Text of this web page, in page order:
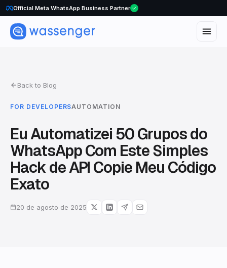
Official Meta WhatsApp Business Partner
WhatsApp Voice Calls are here
Back to Blog
FOR DEVELOPERSAUTOMATION
Eu Automatizei 50 Grupos do
WhatsApp Com Este Simples
Hack de API Copie Meu Código
Exato
20 de agosto de 2025